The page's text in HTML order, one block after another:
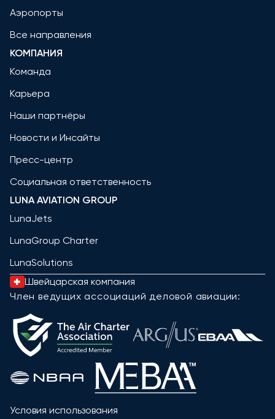
Аэропорты
Все направления
КОМПАНИЯ
Команда
Карьера
Наши партнёры
Новости и Инсайты
Пресс-центр
Социальная ответственность
LUNA AVIATION GROUP
LunaJets
LunaGroup Charter
LunaSolutions
Швейцарская компания
Член ведущих ассоциаций деловой авиации:
Условия использования